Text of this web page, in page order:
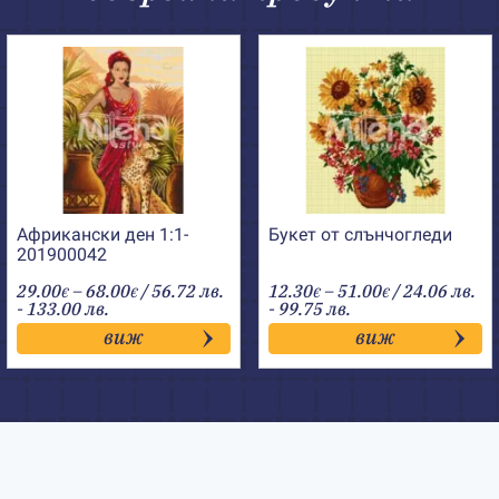
Африкански ден 1:1-
201900042
29.00€ –68.00€Price
range:
29.00€
through
68.00€
/ 56.72 лв.
- 133.00 лв.
виж
Букет от слънчогледи
12.30€ –51.00€Price
range:
12.30€
through
51.00€
/ 24.06 лв.
- 99.75 лв.
виж